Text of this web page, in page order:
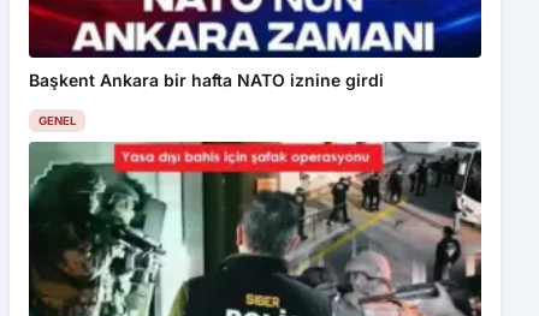
Başkent Ankara bir hafta NATO iznine girdi
GENEL